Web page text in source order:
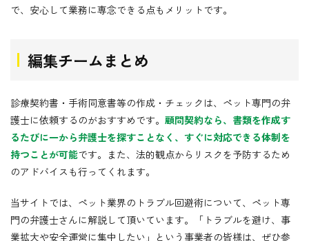
で、安心して業務に専念できる点もメリットです。
編集チームまとめ
診療契約書・手術同意書等の作成・チェックは、ペット専門の弁
護士に依頼するのがおすすめです。 顧問契約なら、書類を作成す
るたびに一から弁護士を探すことなく、すぐに対応できる体制を
持つことが可能です。また、法的観点からリスクを予防するため
のアドバイスも行ってくれます。
当サイトでは、ペット業界のトラブル回避術について、ペット専
門の弁護士さんに解説して頂いています。「トラブルを避け、事
業拡大や安全運営に集中したい」という事業者の皆様は、ぜひ参